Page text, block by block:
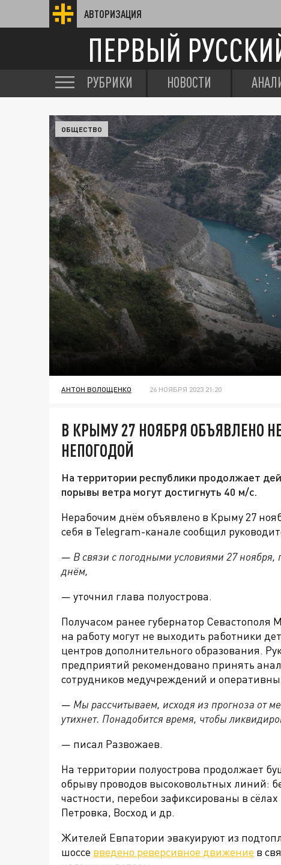
АВТОРИЗАЦИЯ
ПЕРВЫЙ
РУБРИКИ НОВОСТИ
ОБЩЕСТВО
АНТОН ВОЛОЩЕНКО 26 НОЯБРЯ 2023 21:20
В КРЫМУ 27 НОЯБРЯ ОБЪЯВЛЕНО
НЕПОГОДОЙ
На территории республики продолжает
порывы ветра могут достигнуть 40 м/с.
Нерабочим днём объявлено в Крыму 27
себя в Telegram-канале сообщил
— В связи с погодными условиями 27
днём,
— уточнил глава полуострова.
Получасом ранее губернатор
на работу могут не выходить работники
центров дополнительного образования.
предприятий рекомендовано принять
сотрудников медучреждений и
— Мы рассчитываем, исходя из прогноза от
утихнет. Понадобится время, чтобы
— писал Развожаев.
На территории полуострова продолжает
обрыву проводов высоковольтных линий:
частности, перебои зафиксированы в
Петровка, Восход и др.
Жителей Евпатории эвакуируют из
шоссе введено реверсивное движение в